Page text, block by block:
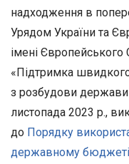
надходження в
Урядом України та
імені
«Підтримка
з розбудови держави
листопада 2023 р.,
до Порядку
державному